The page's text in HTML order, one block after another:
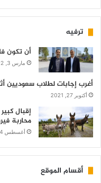
ترفيه
أن تكون
مارس 3, 2022
أغرب إجابات لطلاب سعوديين
أكتوبر 27, 2021
إقبال
محاربة
أغسطس 24, 2021
أقسام الموقع